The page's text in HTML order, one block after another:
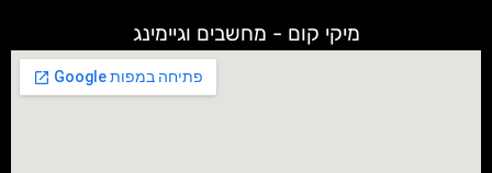
מיקי קום - מחשבים וגיימינג